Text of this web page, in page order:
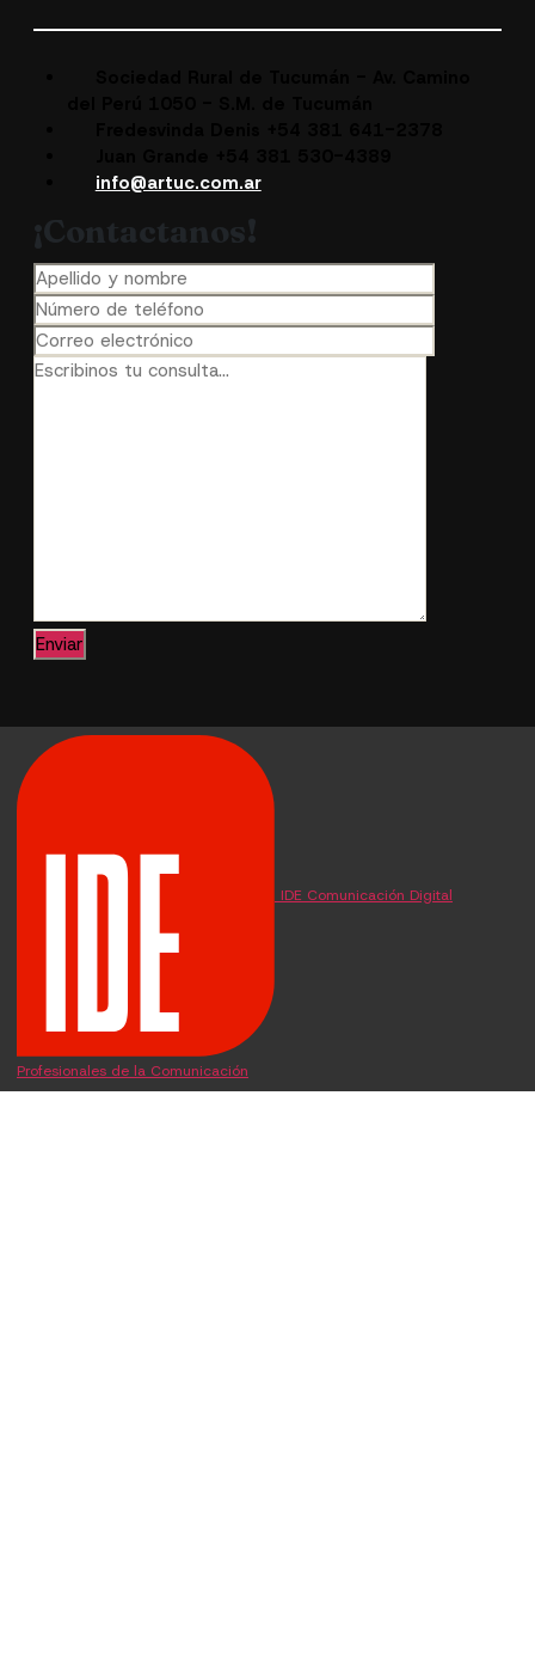
info@artuc.com.ar
¡Contactanos!
IDE Comunicación Digital
Profesionales de la Comunicación